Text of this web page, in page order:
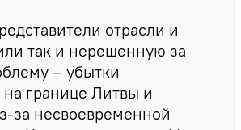
отрасли и
так и нерешенную за
– убытки
на границе Литвы и
за несвоевременной